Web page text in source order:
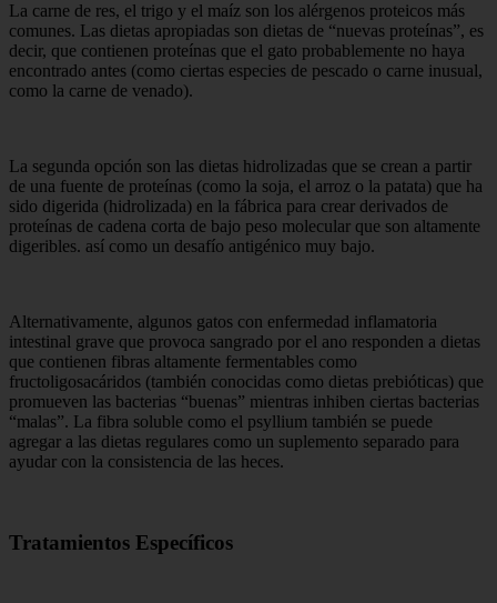
La carne de res, el trigo y el maíz son los alérgenos proteicos más
comunes. Las dietas apropiadas son dietas de “nuevas proteínas”, es
decir, que contienen proteínas que el gato probablemente no haya
encontrado antes (como ciertas especies de pescado o carne inusual,
como la carne de venado).
La segunda opción son las dietas hidrolizadas que se crean a partir
de una fuente de proteínas (como la soja, el arroz o la patata) que ha
sido digerida (hidrolizada) en la fábrica para crear derivados de
proteínas de cadena corta de bajo peso molecular que son altamente
digeribles. así como un desafío antigénico muy bajo.
Alternativamente, algunos gatos con enfermedad inflamatoria
intestinal grave que provoca sangrado por el ano responden a dietas
que contienen fibras altamente fermentables como
fructoligosacáridos (también conocidas como dietas prebióticas) que
promueven las bacterias “buenas” mientras inhiben ciertas bacterias
“malas”. La fibra soluble como el psyllium también se puede
agregar a las dietas regulares como un suplemento separado para
ayudar con la consistencia de las heces.
Tratamientos Específicos